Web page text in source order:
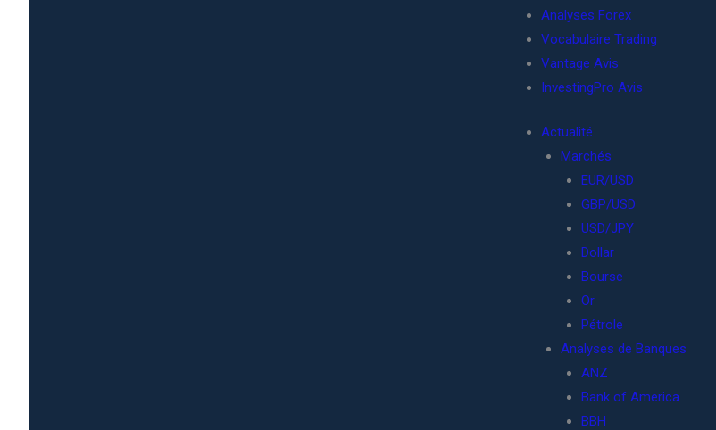
Analyses Forex
Vocabulaire Trading
Vantage Avis
InvestingPro Avis
Actualité
Marchés
EUR/USD
GBP/USD
USD/JPY
Dollar
Bourse
Or
Pétrole
Analyses de Banques
ANZ
Bank of America
BBH